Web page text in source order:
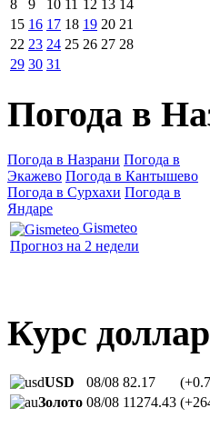
8
9 10 11 12 13 14
15 16 17 18 19 20 21
22 23 24 25 26 27 28
29 30 31
Погода в
Погода в Назрани Погода в
Экажево Погода в Кантышево
Погода в Сурхахи Погода в
Яндаре
Gismeteo
Прогноз на 2 недели
Курс
USD 08/08 82.17
Золото 08/08 11274.43